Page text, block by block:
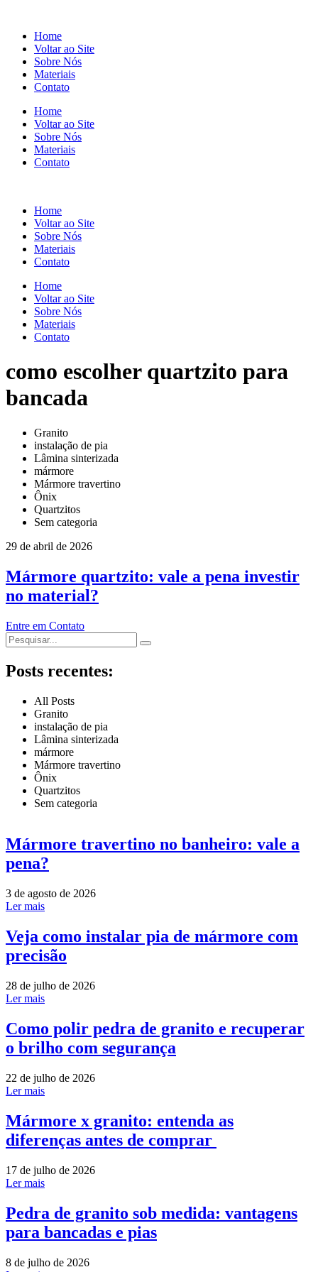
Home
Voltar ao Site
Sobre Nós
Materiais
Contato
Home
Voltar ao Site
Sobre Nós
Materiais
Contato
Home
Voltar ao Site
Sobre Nós
Materiais
Contato
Home
Voltar ao Site
Sobre Nós
Materiais
Contato
como escolher quartzito para
bancada
Granito
instalação de pia
Lâmina sinterizada
mármore
Mármore travertino
Ônix
Quartzitos
Sem categoria
29 de abril de 2026
Mármore quartzito: vale a pena investir
no material?
Entre em Contato
Posts recentes:
All Posts
Granito
instalação de pia
Lâmina sinterizada
mármore
Mármore travertino
Ônix
Quartzitos
Sem categoria
Mármore travertino no banheiro: vale a
pena?
3 de agosto de 2026
Ler mais
Veja como instalar pia de mármore com
precisão
28 de julho de 2026
Ler mais
Como polir pedra de granito e recuperar
o brilho com segurança
22 de julho de 2026
Ler mais
Mármore x granito: entenda as
diferenças antes de comprar
17 de julho de 2026
Ler mais
Pedra de granito sob medida: vantagens
para bancadas e pias
8 de julho de 2026